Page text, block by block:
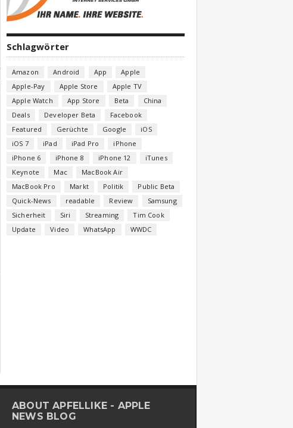
Schlagwörter
Amazon Android App
Apple
Apple-Pay
Apple Store
Apple TV
Apple Watch
App Store Beta
China
Deals
Developer Beta
Facebook
Featured
Gerüchte Google
iOS
iOS 7
iPad iPad Pro
iPhone
iPhone 6
iPhone 8 iPhone 12
iTunes
Keynote
Mac
MacBook Air
MacBook Pro
Markt Politik
Public Beta
Quick-News
readable Review
Samsung
Sicherheit
Siri Streaming
Tim Cook
Update
Video WhatsApp WWDC
ABOUT APFELLIKE - APPLE
NEWS BLOG